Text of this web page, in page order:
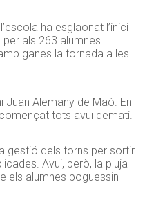
ha esglaonat l’inici
als 263 alumnes.
ganes la tornada a les
Juan Alemany de Maó. En
tots avui dematí.
gestió dels torns per sortir
Avui, però, la pluja
els alumnes poguessin